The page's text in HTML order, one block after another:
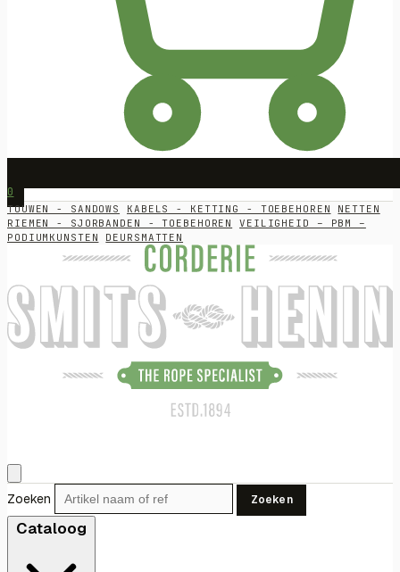
0
TOUWEN - SANDOWS KABELS - KETTING - TOEBEHOREN
NETTEN
RIEMEN - SJORBANDEN - TOEBEHOREN
VEILIGHEID – PBM –
PODIUMKUNSTEN
DEURSMATTEN
Zoeken Zoeken
Cataloog